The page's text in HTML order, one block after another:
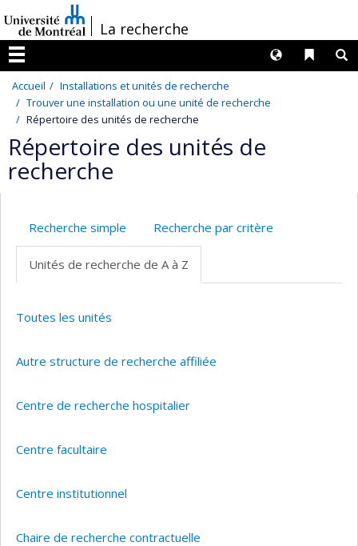
au
contenu
/La recherche
Menu
Liens
Langues
Accueil
Installations et unités de recherche
Trouver une installation ou une unité de recherche
Répertoire des unités de recherche
Répertoire des unités de
recherche
Recherche simple Recherche par critère
Unités de recherche de A à Z
Toutes les unités
Autre structure de recherche affiliée
Centre de recherche hospitalier
Centre facultaire
Centre institutionnel
Chaire de recherche contractuelle